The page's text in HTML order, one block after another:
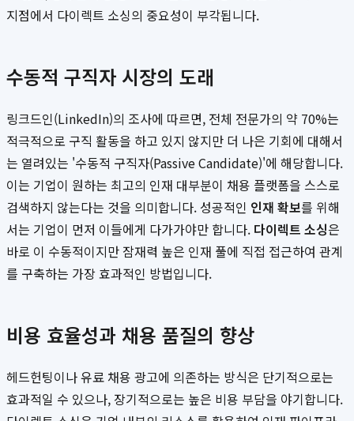
지점에서 다이렉트 소싱의 중요성이 부각됩니다.
수동적 구직자 시장의 도래
링크드인(LinkedIn)의 조사에 따르면, 전체 전문가의 약 70%는
적극적으로 구직 활동을 하고 있지 않지만 더 나은 기회에 대해서
는 열려있는 '수동적 구직자(Passive Candidate)'에 해당합니다.
이는 기업이 원하는 최고의 인재 대부분이 채용 플랫폼을 스스로
검색하지 않는다는 것을 의미합니다. 성공적인 인재 확보를 위해
서는 기업이 먼저 이들에게 다가가야만 합니다. 다이렉트 소싱은
바로 이 수동적이지만 잠재력 높은 인재 풀에 직접 접근하여 관계
를 구축하는 가장 효과적인 방법입니다.
비용 효율성과 채용 품질의 향상
헤드헌팅이나 유료 채용 광고에 의존하는 방식은 단기적으로는
효과적일 수 있으나, 장기적으로는 높은 비용 부담을 야기합니다.